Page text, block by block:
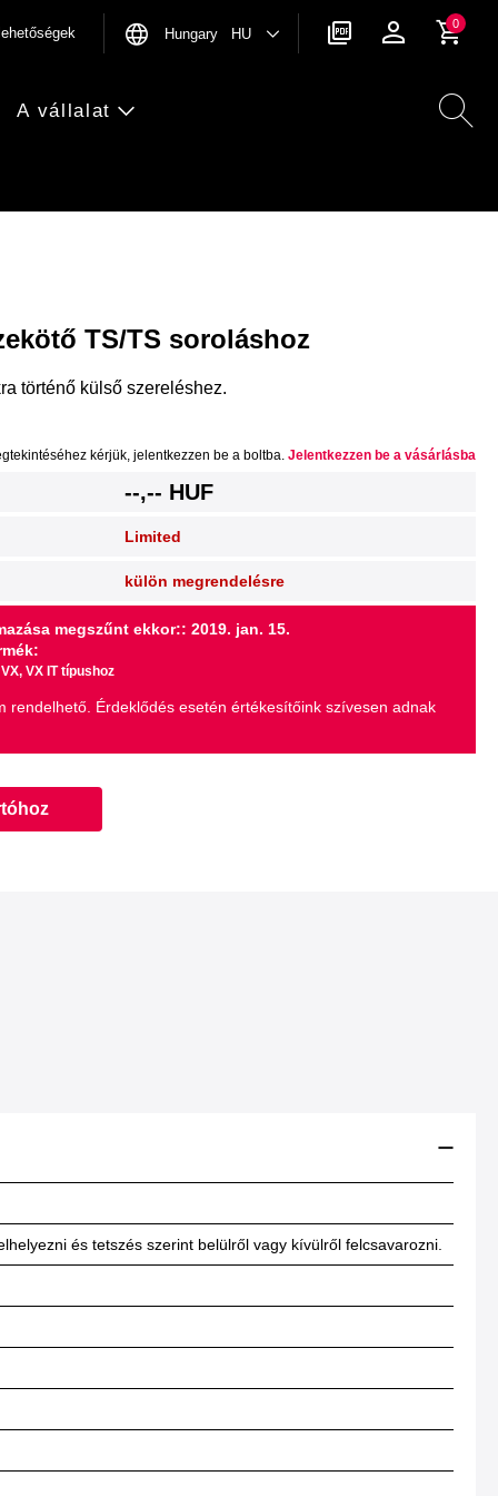
A vállalat
Hungary HU
0
TS/TS soroláshoz
történő külső szereléshez.
kérjük, jelentkezzen be a boltba. Jelentkezzen be a vásárlásba
--,-- HUF
Limited
külön megrendelésre
megszűnt ekkor:: 2019. jan. 15.
VX IT típushoz
rendelhető. Érdeklődés esetén értékesítőink szívesen adnak
és tetszés szerint belülről vagy kívülről felcsavarozni.